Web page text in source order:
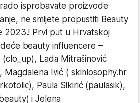
isprobavate proizvode
ne smijete propustiti Beauty
2023.! Prvi put u Hrvatskoj
beauty influencere –
(clo_up), Lada Mitrašinović
Magdalena Ivić ( skinlosophy.hr
Paula Sikirić (paulasik),
i Jelena